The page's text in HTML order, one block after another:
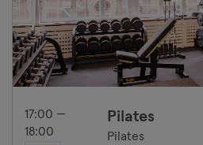
17:00 —
18:00
Pilates
Pilates